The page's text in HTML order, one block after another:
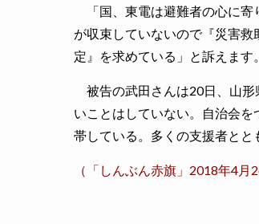
「国、東電は避難者の心に寄
が収束していないので『災害
定』を求めている」と訴えます。
被告の武田さんは20日、山形
いことはしていない。自治会
帯している。多くの支援者とと
（「しんぶん赤旗」2018年4月